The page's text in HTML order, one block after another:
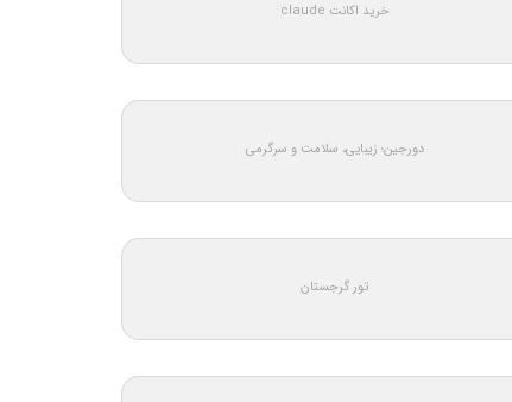
خرید اکانت claude
دورجین؛ زیبایی، سلامت و سرگرمی
تور گرجستان